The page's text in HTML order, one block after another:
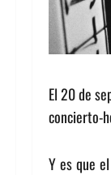
El 20 de
concierto-
Y es que